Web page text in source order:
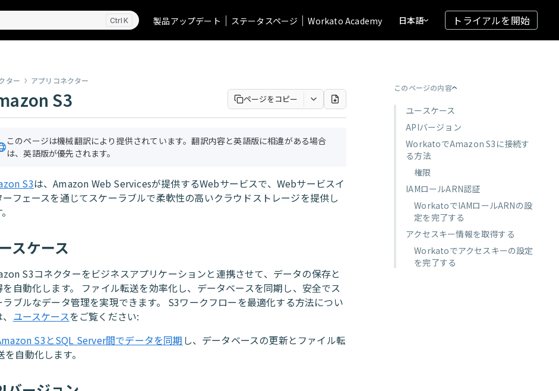
K 製品アップデート ステータスページ Workato Academy 日本語 トライアルを開始
ター アプリコネクター
S3
このページは機械翻訳により提供されています。翻訳内容と英語版に相違がある場合
は、英語版が優先されます。
ページをコピー
S3は、Amazon Web Servicesが提供するWebサービスで、Webサービスイ
ーフェースを通じてスケーラブルで柔軟性の高いクラウドストレージを提供し
スケース
S3コネクターをビジネスアプリケーションと連携させて、データの保存と
を自動化します。 ファイル転送を効率化し、データベースを同期し、安全でス
ラブルなデータ管理を実現できます。 S3ワークフローを最適化する方法につい
ユースケースをご覧ください:
S3とSQL Server間でデータを同期 し、データベースの更新とファイル転
を自動化します。
このページの内容
ユースケース
APIバージョン
WorkatoでAmazon S3に接続す
る方法
権限
IAMロールARN認証
WorkatoでIAMロールARNの設
定を完了する
アクセスキー情報を取得する
Workatoでアクセスキーの設定
を完了する